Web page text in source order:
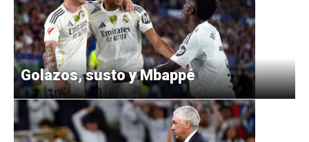
Golazos, susto y Mbappé